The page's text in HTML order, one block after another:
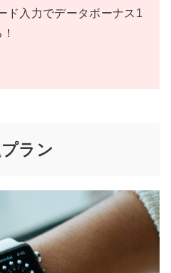
ド入力でデータボーナス1
ラン